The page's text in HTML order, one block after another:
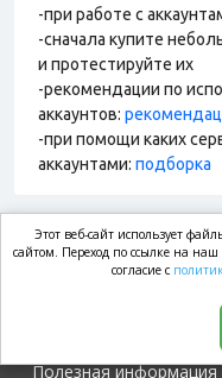
-при работе с
-сначала купите
и протестируйте их
-рекомендации по
аккаунтов:
-при помощи каких
аккаунтами: подборка
Полезная информация
Этот веб-сайт использует
сайтом. Переход по ссылке на
согласие с